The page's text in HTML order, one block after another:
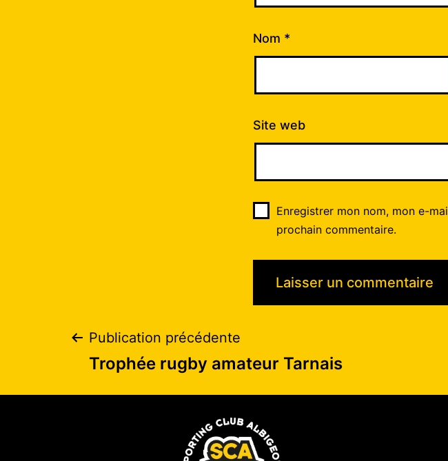
Nom *
Site web
Enregistrer mon nom, mon e-
prochain commentaire.
Publication précédente
Trophée rugby amateur Tarnais